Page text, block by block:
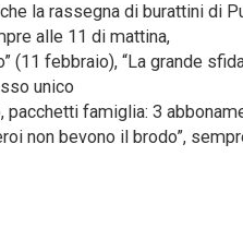
la rassegna di burattini di
alle 11 di mattina,
(11 febbraio), “La grande
unico
famiglia: 3
non bevono il brodo”,